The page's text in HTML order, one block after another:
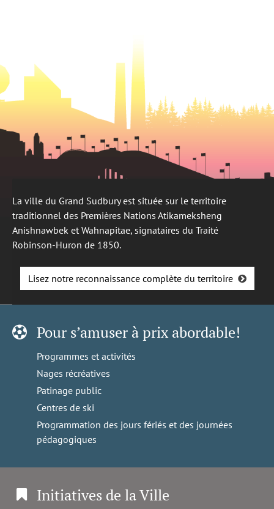
La ville du Grand Sudbury est située sur le territoire
traditionnel des Premières Nations Atikameksheng
Anishnawbek et Wahnapitae, signataires du Traité
Robinson-Huron de 1850.
Lisez notre reconnaissance complète du territoire
Pour s’amuser à prix abordable!
Programmes et activités
Nages récréatives
Patinage public
Centres de ski
Programmation des jours fériés et des journées
pédagogiques
Initiatives de la Ville